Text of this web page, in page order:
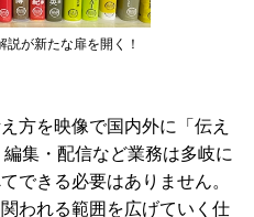
が新たな扉を開く！
方を映像で国内外に「伝え
集・配信など業務は多岐に
できる必要はありません。
われる範囲を広げていく仕